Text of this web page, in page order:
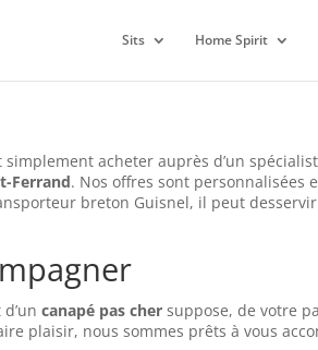
Sits Home Spirit
acheter auprès d’un
Ferrand. Nos offres sont personnalisées
breton Guisnel, il peut
d’uncanapé pas cher suppose, de votre
plaisir, nous sommes prêts à vous